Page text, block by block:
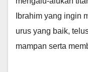
Ibrahim yang ingin
urus yang baik,
mampan serta